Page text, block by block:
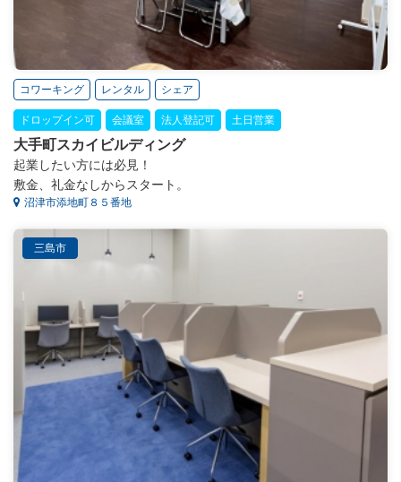
コワーキング レンタル シェア
ドロップイン可 会議室 法人登記可 土日営業
大手町スカイビルディング
起業したい方には必見！
敷金、礼金なしからスタート。
沼津市添地町８５番地
三島市